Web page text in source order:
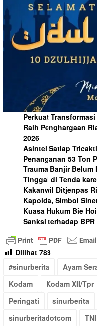
Perkuat
Raih Penghargaan
2026
Asintel Satlap
Penanganan 53 Ton
Trauma Banjir
Tinggal di Tenda
Kakanwil Ditjenpas
Kapolda, Simbol
Kuasa Hukum Bie
Sanksi terhadap BPR
Dilihat 783
#sinurberita
Ayam
Kodam
Kodam XII/Tpr
Peringati
sinurberita
sinurberitadotcom